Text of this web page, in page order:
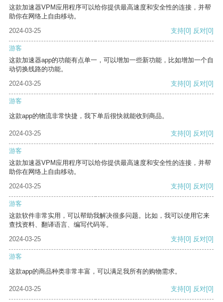
这款加速器VPM应用程序可以给你提供最高速度和安全性的连接，并帮
助你在网络上自由移动。
2024-03-25
支持[0] 反对[0]
游客
这款加速器app的功能有点单一，可以增加一些新功能，比如增加一个自
动切换线路的功能。
2024-03-25
支持[0] 反对[0]
游客
这款app的物流非常快捷，我下单后很快就能收到商品。
2024-03-25 支持[0] 反对[0]
游客
这款加速器VPM应用程序可以给你提供最高速度和安全性的连接，并帮
助你在网络上自由移动。
2024-03-25
支持[0] 反对[0]
游客
这款软件非常实用，可以帮助我解决很多问题。比如，我可以使用它来
查找资料、翻译语言、编写代码等。
2024-03-25
支持[0] 反对[0]
游客
这款app的商品种类非常丰富，可以满足我所有的购物需求。
2024-03-25 支持[0] 反对[0]